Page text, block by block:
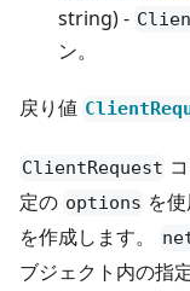
string) -
ン。
戻り値
ClientRequest
定の options を
を作成します。
ブジェクト内の指